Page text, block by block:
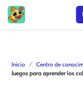
Inicio Centro de